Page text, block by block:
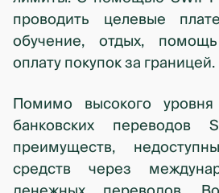
проводить целевые
обучение, отдых,
оплату покупок за границей.
Помимо высокого уровня
банковских переводов
преимуществ,
средств через